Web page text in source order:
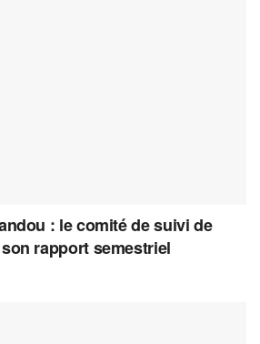
: le comité de suivi de
rapport semestriel